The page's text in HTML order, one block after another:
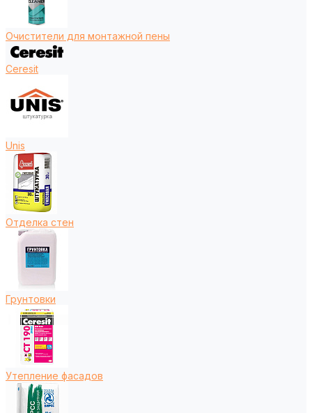
Очистители для монтажной пены
Ceresit
Unis
Отделка стен
Грунтовки
Утепление фасадов